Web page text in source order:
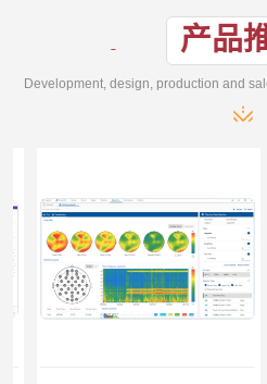
产品